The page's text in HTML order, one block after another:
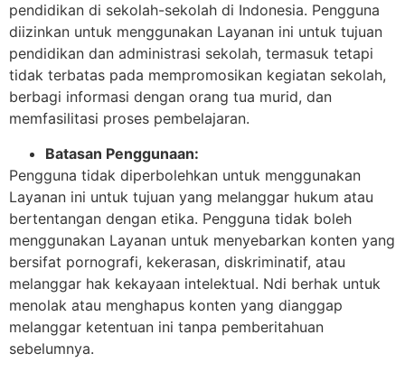
pendidikan di sekolah-sekolah di Indonesia. Pengguna
diizinkan untuk menggunakan Layanan ini untuk tujuan
pendidikan dan administrasi sekolah, termasuk tetapi
tidak terbatas pada mempromosikan kegiatan sekolah,
berbagi informasi dengan orang tua murid, dan
memfasilitasi proses pembelajaran.
Batasan Penggunaan:
Pengguna tidak diperbolehkan untuk menggunakan
Layanan ini untuk tujuan yang melanggar hukum atau
bertentangan dengan etika. Pengguna tidak boleh
menggunakan Layanan untuk menyebarkan konten yang
bersifat pornografi, kekerasan, diskriminatif, atau
melanggar hak kekayaan intelektual. Ndi berhak untuk
menolak atau menghapus konten yang dianggap
melanggar ketentuan ini tanpa pemberitahuan
sebelumnya.